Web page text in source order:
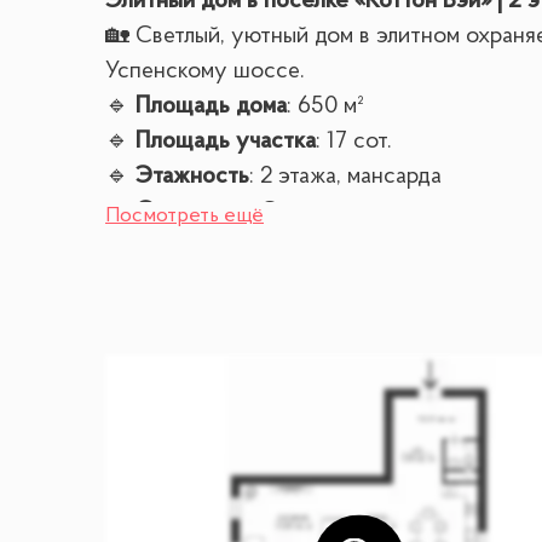
🏡 Светлый, уютный дом в элитном
Успенскому шоссе.
🔹
Площадь дома: 650 м²
🔹
Площадь участка: 17 сот.
🔹 Этажность: 2 этажа, мансарда
🔹Состояние: С отделкой
: прихожая с гардеробной,
: хозяйская спальня с
Мансарда: просторная спальня с
Посмотреть ещё